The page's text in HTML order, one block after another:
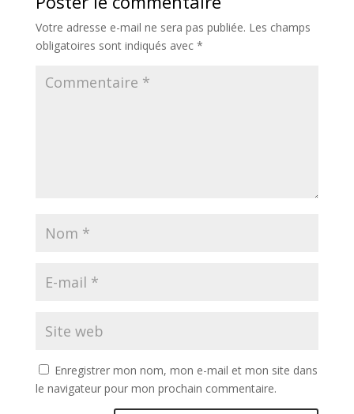
Votre adresse e-mail ne sera pas publiée. Les champs
obligatoires sont indiqués avec *
Enregistrer mon nom, mon e-mail et mon site dans
le navigateur pour mon prochain commentaire.